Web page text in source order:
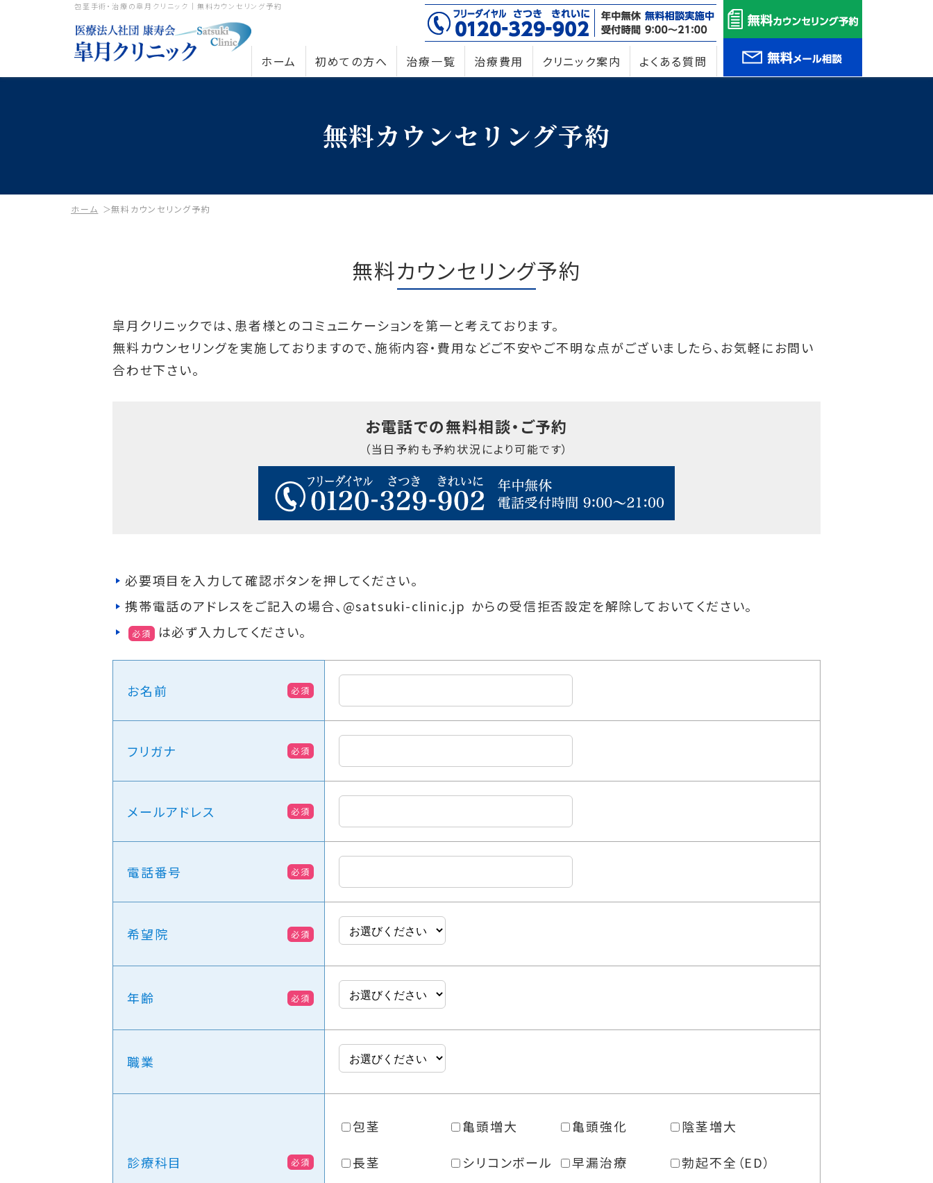
包茎手術・治療の皐月クリニック｜無料カウンセリング予約
ホーム 初めての方へ 治療一覧 治療費用 クリニック案内 よくある質問
無料カウンセリング予約
ホーム 無料カウンセリング予約
無料カウンセリング予約
皐月クリニックでは、患者様とのコミュニケーションを第一と考えております。
無料カウンセリングを実施しておりますので、施術内容・費用などご不安やご不明な点がございましたら、お気軽にお問い
合わせ下さい。
お電話での無料相談・ご予約
（当日予約も予約状況により可能です）
必要項目を入力して確認ボタンを押してください。
携帯電話のアドレスをご記入の場合、@satsuki-clinic.jp からの受信拒否設定を解除しておいてください。
必須 は必ず入力してください。
お名前 必須
フリガナ 必須
メールアドレス 必須
電話番号 必須
希望院 必須
年齢 必須
職業
診療科目 必須
包茎 亀頭増大 亀頭強化
陰茎増大
長茎
シリコンボール 早漏治療
勃起不全（ED）